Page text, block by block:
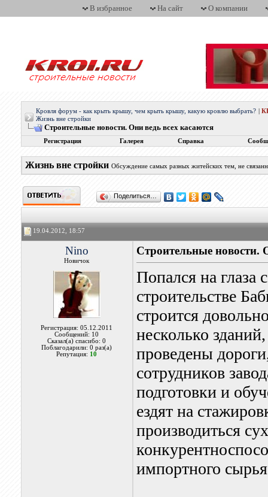
В избранное На сайт О компании
Кровля форум - как крыть крышу, чем крыть крышу, какую кровлю выбрать?
Жизнь вне стройки
Строительные новости. Они ведь всех касаются
Регистрация Галерея Справка
Жизнь вне стройки Обсуждение самых разных житейских тем, не
Поделиться…
19.04.2012, 18:57
Nino
Новичок
Регистрация: 05.12.2011
Сообщений: 10
Сказал(а) спасибо: 0
Поблагодарили: 0 раз(а)
Репутация: 10
Строительные новости.
Попался на глаза
строительстве
строится
несколько
проведены
сотрудников
подготовки и
ездят на
производиться
импортного